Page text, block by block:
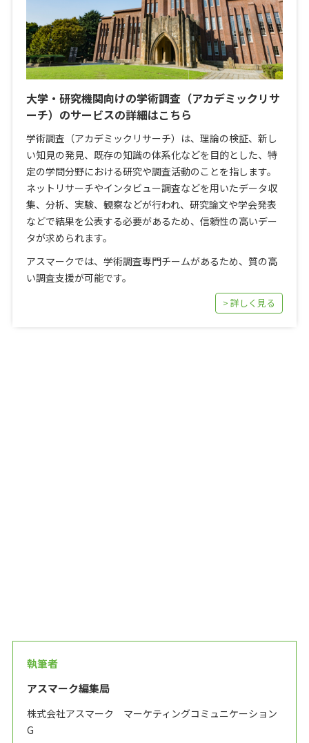
大学・研究機関向けの学術調査（アカデミックリサ
ーチ）のサービスの詳細はこちら
学術調査（アカデミックリサーチ）は、理論の検証、新し
い知見の発見、既存の知識の体系化などを目的とした、特
定の学問分野における研究や調査活動のことを指します。
ネットリサーチやインタビュー調査などを用いたデータ収
集、分析、実験、観察などが行われ、研究論文や学会発表
などで結果を公表する必要があるため、信頼性の高いデー
タが求められます。
アスマークでは、学術調査専門チームがあるため、質の高
い調査支援が可能です。
> 詳しく見る
執筆者
アスマーク編集局
株式会社アスマーク マーケティングコミュニケーション
G